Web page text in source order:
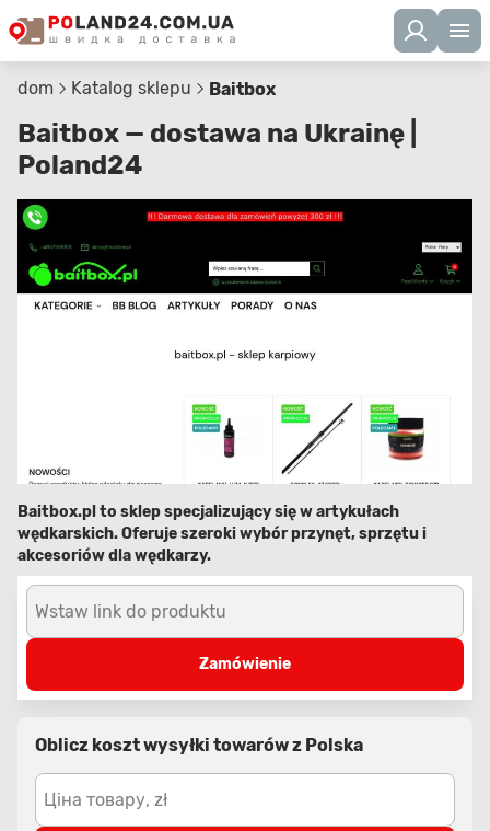
dom Katalog sklepu Baitbox
Baitbox — dostawa na Ukrainę |
Poland24
Baitbox.pl to sklep specjalizujący się w artykułach
wędkarskich. Oferuje szeroki wybór przynęt, sprzętu i
akcesoriów dla wędkarzy.
Wstaw link do produktu
Zamówienie
Oblicz koszt wysyłki towarów z Polska
Ціна товару, zł